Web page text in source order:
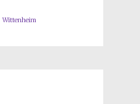
Wittenheim